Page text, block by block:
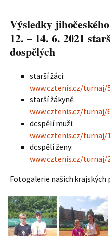
Výsledky
12. – 14. 6. 2021
dospělých
starší žáci:
www.cztenis.cz/turnaj/
starší žákyně:
www.cztenis.cz/turnaj/
dospělí muži:
www.cztenis.cz/turnaj/
dospělí ženy:
www.cztenis.cz/turnaj/
Fotogalerie našich krajských